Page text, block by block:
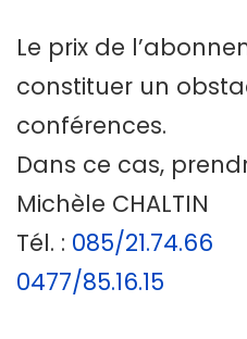
Le prix de
constituer un
conférences.
Dans ce cas,
Michèle CHALTIN
Tél. : 085/21.74.66
0477/85.16.15